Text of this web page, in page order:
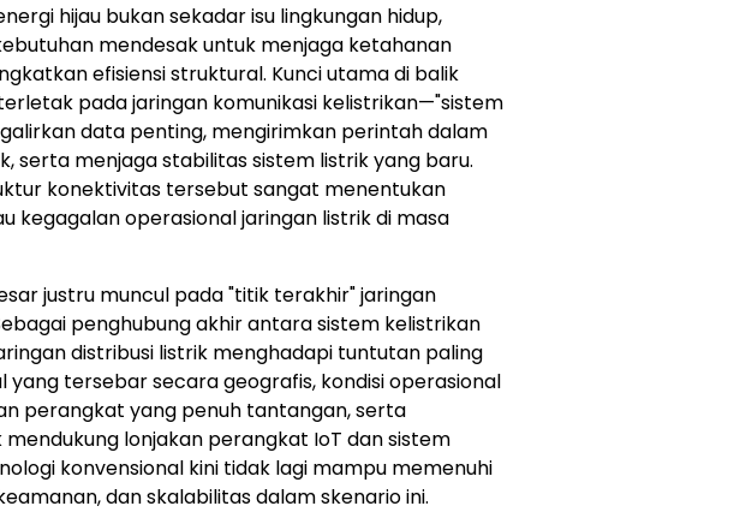
hijau bukan sekadar isu lingkungan hidup,
mendesak untuk menjaga ketahanan
efisiensi struktural. Kunci utama di balik
pada jaringan komunikasi kelistrikan—"sistem
data penting, mengirimkan perintah dalam
serta menjaga stabilitas sistem listrik yang baru.
konektivitas tersebut sangat menentukan
kegagalan operasional jaringan listrik di masa
justru muncul pada "titik terakhir" jaringan
penghubung akhir antara sistem kelistrikan
distribusi listrik menghadapi tuntutan paling
yang tersebar secara geografis, kondisi operasional
perangkat yang penuh tantangan, serta
mendukung lonjakan perangkat IoT dan sistem
konvensional kini tidak lagi mampu memenuhi
dan skalabilitas dalam skenario ini.